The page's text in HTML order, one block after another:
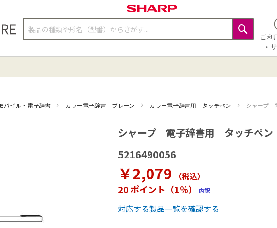
検
検
ご利
・
バイル・電子辞書 カラー電子辞書 ブレーン カラー電子辞書用 タッチペン シャープ
シャープ 電子辞書用 タッチペン
5216490056
￥2,079 （税込）
20 ポイント（1％） 内訳
対応する製品一覧を確認する